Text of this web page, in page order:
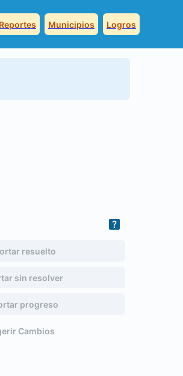
Reportes Municipios Logros
resuelto
sin resolver
progreso
Cambios